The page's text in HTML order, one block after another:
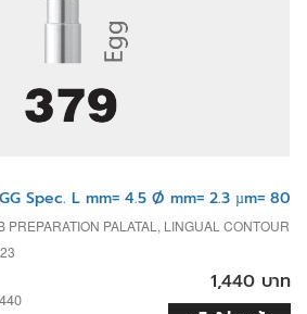
Spec. L mm= 4.5 Ø mm= 2.3 µm= 80
PREPARATION PALATAL, LINGUAL CONTOUR
1,440 บาท